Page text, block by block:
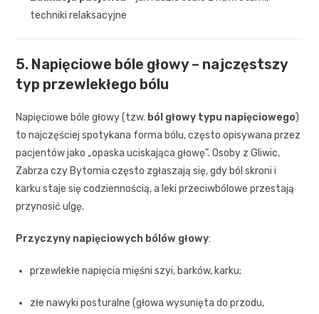
techniki relaksacyjne
5. Napięciowe bóle głowy – najczęstszy
typ przewlekłego bólu
Napięciowe bóle głowy (tzw. ból głowy typu napięciowego)
to najczęściej spotykana forma bólu, często opisywana przez
pacjentów jako „opaska uciskająca głowę”. Osoby z Gliwic,
Zabrza czy Bytomia często zgłaszają się, gdy ból skroni i
karku staje się codziennością, a leki przeciwbólowe przestają
przynosić ulgę.
Przyczyny napięciowych bólów głowy:
przewlekłe napięcia mięśni szyi, barków, karku;
złe nawyki posturalne (głowa wysunięta do przodu,